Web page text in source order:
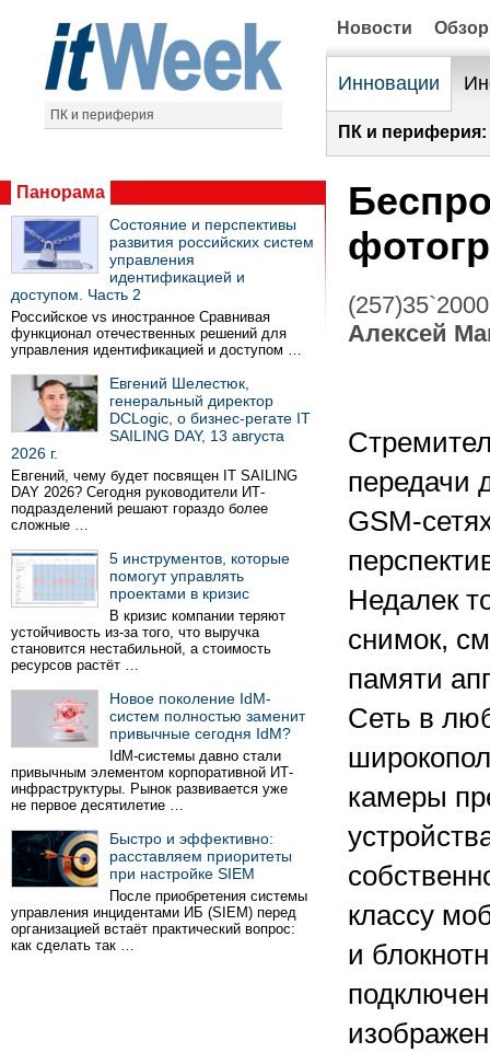
ПК и периферия
Новости
Инновации
ПК и периферия:
Панорама
Состояние и перспективы
развития российских систем
управления
идентификацией и
доступом. Часть 2
Российское vs иностранное Сравнивая
функционал отечественных решений для
управления идентификацией и доступом …
Евгений Шелестюк,
генеральный директор
DCLogic, о бизнес-регате IT
SAILING DAY, 13 августа
2026 г.
Евгений, чему будет посвящен IT SAILING
DAY 2026? Сегодня руководители ИТ-
подразделений решают гораздо более
сложные …
5 инструментов, которые
помогут управлять
проектами в кризис
В кризис компании теряют
устойчивость из-за того, что выручка
становится нестабильной, а стоимость
ресурсов растёт …
Новое поколение IdM-
систем полностью заменит
привычные сегодня IdM?
IdM-системы давно стали
привычным элементом корпоративной ИТ-
инфраструктуры. Рынок развивается уже
не первое десятилетие …
Быстро и эффективно:
расставляем приоритеты
при настройке SIEM
После приобретения системы
управления инцидентами ИБ (SIEM) перед
организацией встаёт практический вопрос:
как сделать так …
(257)35`2000
Алексей
передачи
GSM-
Недалек
снимок,
памяти
Сеть в
камеры
классу
и